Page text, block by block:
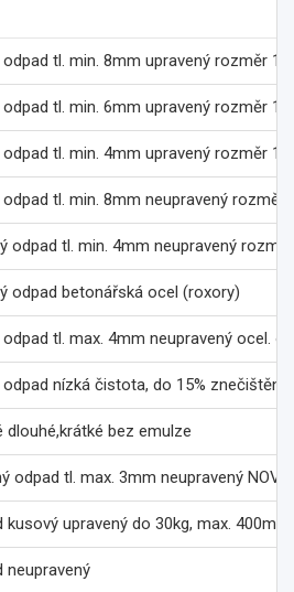
tl. min. 8mm upravený rozměr
tl. min. 6mm upravený rozměr
tl. min. 4mm upravený rozměr
tl. min. 8mm neupravený
odpad tl. min. 4mm neupravený
odpad betonářská ocel (roxory)
tl. max. 4mm neupravený ocel.
nízká čistota, do 15% znečištění
bez emulze
odpad tl. max. 3mm neupravený
upravený do 30kg, max. 400mm
neupravený